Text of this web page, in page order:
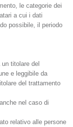
le categorie dei
a cui i dati
possibile, il periodo
titolare del
e leggibile da
del trattamento
nel caso di
relativo alle persone